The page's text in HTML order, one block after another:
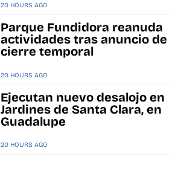
20 HOURS AGO
Parque Fundidora reanuda
actividades tras anuncio de
cierre temporal
20 HOURS AGO
Ejecutan nuevo desalojo en
Jardines de Santa Clara, en
Guadalupe
20 HOURS AGO